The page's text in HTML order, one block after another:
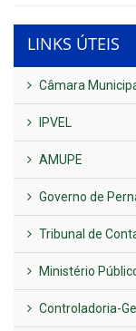
LINKS ÚTEIS
Câmara
IPVEL
AMUPE
Governo de
Tribunal de
Ministério
Controladoria-